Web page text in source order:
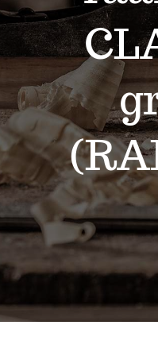
Contact